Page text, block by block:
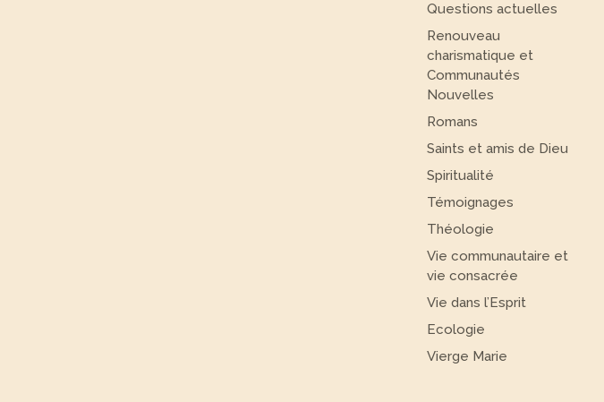
Questions actuelles
Renouveau
charismatique et
Communautés
Nouvelles
Romans
Saints et amis de Dieu
Spiritualité
Témoignages
Théologie
Vie communautaire et
vie consacrée
Vie dans l’Esprit
Ecologie
Vierge Marie